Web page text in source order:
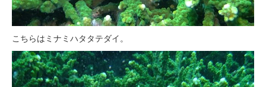
こちらはミナミハタタテダイ。